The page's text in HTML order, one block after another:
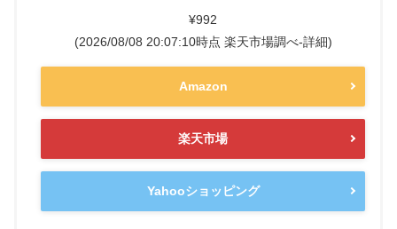
¥992
(2026/08/08 20:07:10時点 楽天市場調べ-詳細)
Amazon
楽天市場
Yahooショッピング